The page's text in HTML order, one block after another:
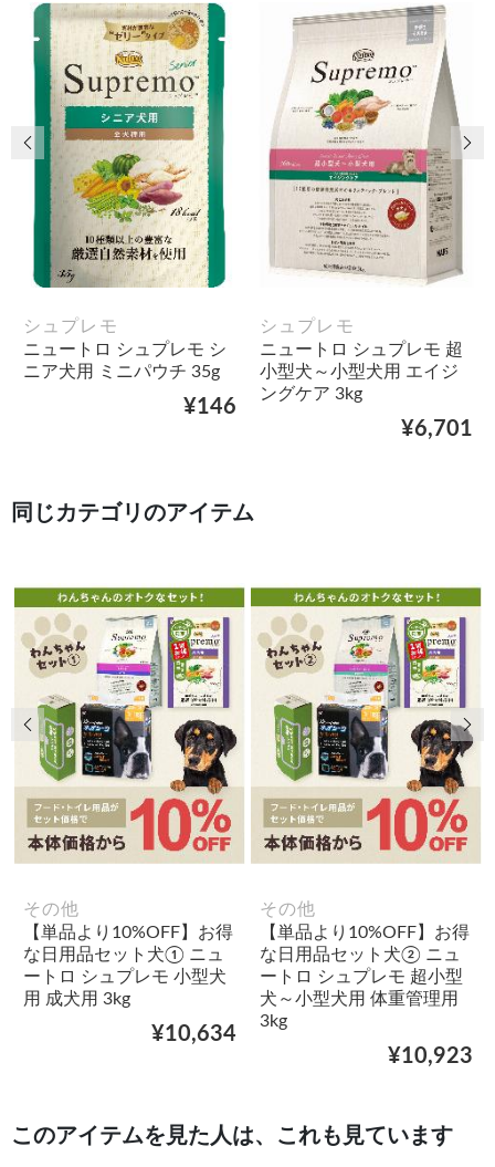
シュプレモ
ニュートロ シュプレモ シ
ニア犬用 ミニパウチ 35g
¥146
シュプレモ
ニュートロ シュプレモ 超
小型犬～小型犬用 エイジ
ングケア 3kg
¥6,701
前の画像 次
同じカテゴリのアイテム
その他
【単品より10%OFF】お得
な日用品セット犬① ニュ
ートロ シュプレモ 小型犬
用 成犬用 3kg
¥10,634
その他
【単品より10%OFF】お得
な日用品セット犬② ニュ
ートロ シュプレモ 超小型
犬～小型犬用 体重管理用
3kg
¥10,923
前の画像 次
このアイテムを見た人は、これも見ています